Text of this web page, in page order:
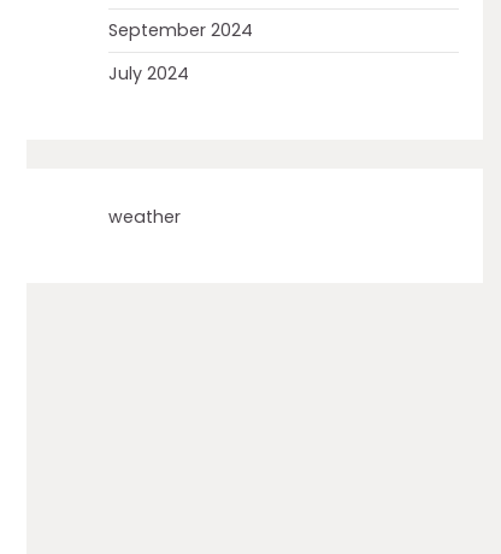
September 2024
July 2024
weather